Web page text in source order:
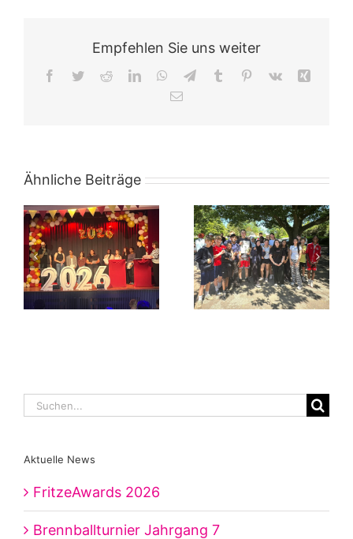
Empfehlen Sie uns weiter
Facebook
TwitterRedditLinkedInWhatsApp
TelegramTumblr Pinterest
Vk
E-
Ähnliche Beiträge
Suche
Aktuelle News
FritzeAwards 2026
Brennballturnier Jahrgang 7